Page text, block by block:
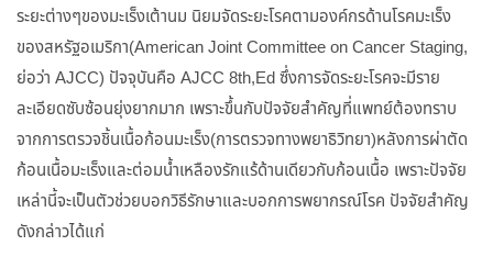
ระยะต่างๆของมะเร็งเต้านม นิยมจัดระยะโรคตามองค์กรด้านโรคมะเร็ง
ของสหรัฐอเมริกา(American Joint Committee on Cancer Staging,
ย่อว่า AJCC) ปัจจุบันคือ AJCC 8th,Ed ซึ่งการจัดระยะโรคจะมีราย
ละเอียดซับซ้อนยุ่งยากมาก เพราะขึ้นกับปัจจัยสำคัญที่แพทย์ต้องทราบ
จากการตรวจชิ้นเนื้อก้อนมะเร็ง(การตรวจทางพยาธิวิทยา)หลังการผ่าตัด
ก้อนเนื้อมะเร็งและต่อมน้ำเหลืองรักแร้ด้านเดียวกับก้อนเนื้อ เพราะปัจจัย
เหล่านี้จะเป็นตัวช่วยบอกวิธีรักษาและบอกการพยากรณ์โรค ปัจจัยสำคัญ
ดังกล่าวได้แก่